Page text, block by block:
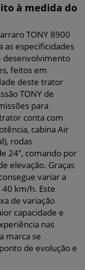
à medida do
TONY 8900
as especificidades
desenvolvimento
feitos em
deste trator
TONY de
para
conta com
cabina Air
rodas
24”, comando por
elevação. Graças
variar a
km/h. Este
de variação
capacidade e
nas
marca se
de evolução e